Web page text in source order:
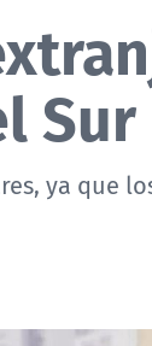
Sur
ya que